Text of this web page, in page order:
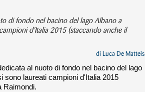
di fondo nel bacino del lago Albano a
d'Italia 2015 (staccando anche il
di Luca De Matteis
al nuoto di fondo nel bacino del lago
sono laureati campioni d'Italia 2015
Raimondi.